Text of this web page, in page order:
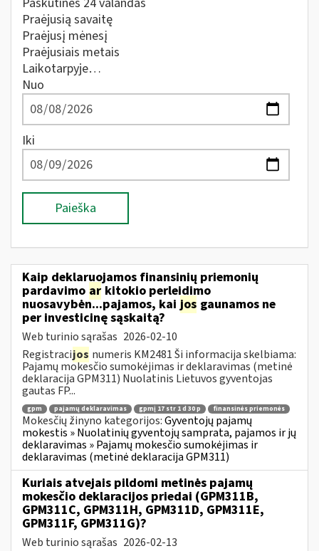
Praėjusią savaitę
Praėjusį mėnesį
Praėjusiais metais
Laikotarpyje…
Nuo
Iki
Paieška
Kaip deklaruojamos finansinių priemonių
pardavimo ar kitokio perleidimo
nuosavybėn...pajamos, kai jos gaunamos ne
per investicinę sąskaitą?
Web turinio sąrašas 2026-02-10
Registracijos numeris KM2481 Ši informacija skelbiama:
Pajamų mokesčio sumokėjimas ir deklaravimas (metinė
deklaracija GPM311) Nuolatinis Lietuvos gyventojas
gautas FP...
gpm pajamų deklaravimas gpmį 17 str 1 d 30 p finansinės priemonės
Mokesčių žinyno kategorijos:Gyventojų pajamų
mokestis » Nuolatinių gyventojų samprata, pajamos ir jų
deklaravimas » Pajamų mokesčio sumokėjimas ir
deklaravimas (metinė deklaracija GPM311)
Kuriais atvejais pildomi metinės pajamų
mokesčio deklaracijos priedai (GPM311B,
GPM311C, GPM311H, GPM311D, GPM311E,
GPM311F, GPM311G)?
Web turinio sąrašas 2026-02-13